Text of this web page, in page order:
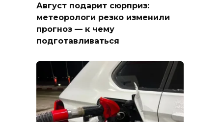
Август подарит сюрприз:
метеорологи резко изменили
прогноз — к чему
подготавливаться